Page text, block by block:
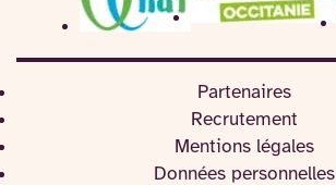
Partenaires
Recrutement
Mentions légales
Données personnelles